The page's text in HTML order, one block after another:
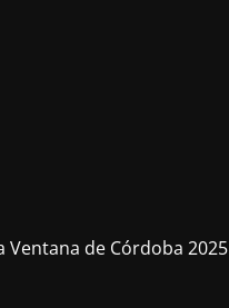
Ventana de Córdoba 2025